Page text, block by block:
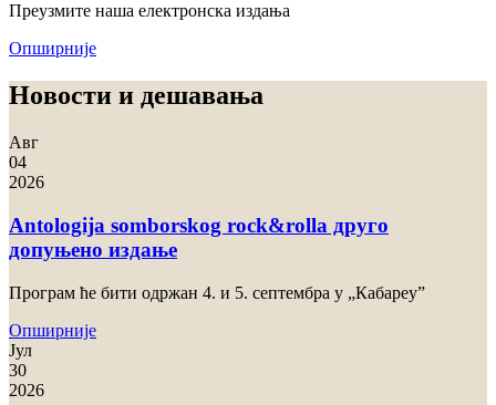
Преузмите наша електронска издања
Опширније
Нoвoсти и дeшaвaњa
Авг
04
2026
Antologija somborskog rock&rolla друго
допуњено издање
Прoгрaм ћe бити oдржaн 4. и 5. сeптeмбрa у „Кaбaрeу”
Опширније
Јул
30
2026